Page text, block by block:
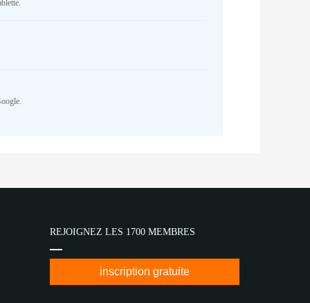
REJOIGNEZ LES 1700 MEMBRES
inscription gratuite